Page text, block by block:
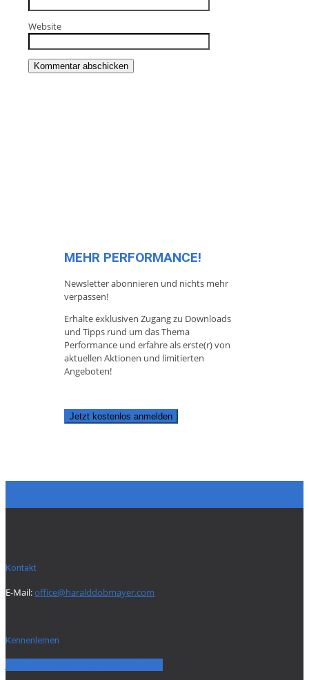
Website
MEHR PERFORMANCE!
Newsletter abonnieren und nichts mehr
verpassen!
Erhalte exklusiven Zugang zu Downloads
und Tipps rund um das Thema
Performance und erfahre als erste(r) von
aktuellen Aktionen und limitierten
Angeboten!
Jetzt kostenlos anmelden
Kontakt
E-Mail:office@haralddobmayer.com
Kennenlernen